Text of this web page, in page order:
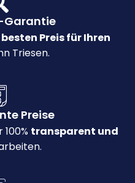
Garantie
besten Preis für Ihren
Triesen.
Preise
transparent und